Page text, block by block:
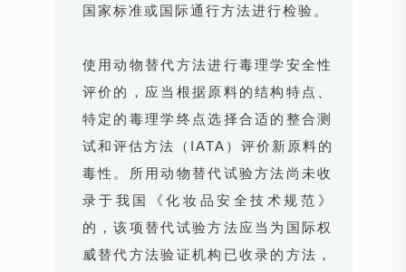
国家标准或国际通行方法进行检验。
使用动物替代方法进行毒理学安全性
评价的，应当根据原料的结构特点、
特定的毒理学终点选择合适的整合测
试和评估方法（IATA）评价新原料的
毒性。所用动物替代试验方法尚未收
录于我国《化妆品安全技术规范》
的，该项替代试验方法应当为国际权
威替代方法验证机构已收录的方法，